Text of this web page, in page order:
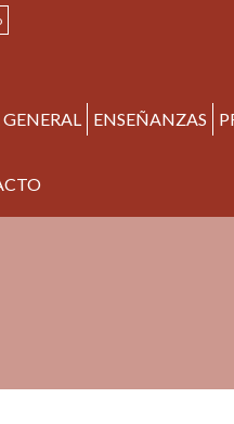
GENERAL ENSEÑANZAS